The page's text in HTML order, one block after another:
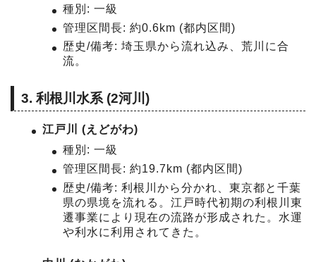
種別: 一級
管理区間長: 約0.6km (都内区間)
歴史/備考: 埼玉県から流れ込み、荒川に合
流。
3. 利根川水系 (2河川)
江戸川 (えどがわ)
種別: 一級
管理区間長: 約19.7km (都内区間)
歴史/備考: 利根川から分かれ、東京都と千葉
県の県境を流れる。江戸時代初期の利根川東
遷事業により現在の流路が形成された。水運
や利水に利用されてきた。